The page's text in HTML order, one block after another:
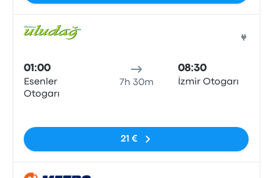
01:00
Esenler
Otogarı
7h 30m
08:30
İzmir Otogarı
21 €